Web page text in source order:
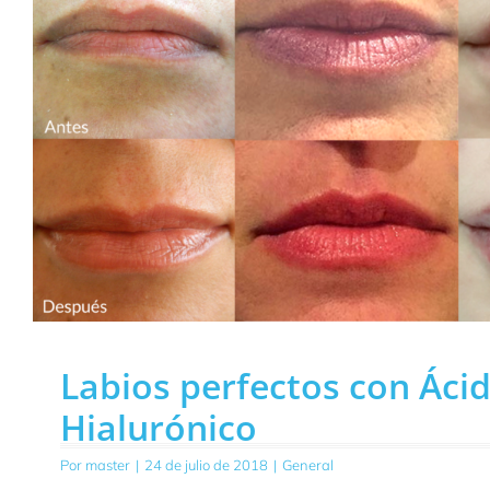
Labios perfectos con
Hialurónico
Por master | 24 de julio de 2018 | General